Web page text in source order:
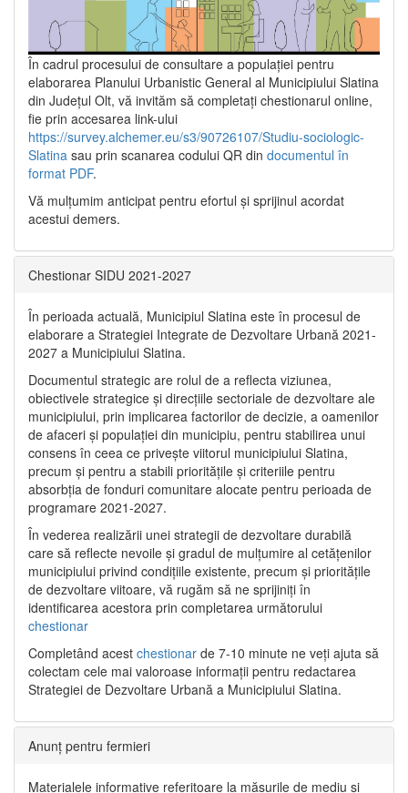
În cadrul procesului de consultare a populaţiei pentru
elaborarea Planului Urbanistic General al Municipiului Slatina
din Județul Olt, vă invităm să completați chestionarul online,
fie prin accesarea link-ului
https://survey.alchemer.eu/s3/90726107/Studiu-sociologic-
Slatina sau prin scanarea codului QR din documentul în
format PDF.
Vă mulţumim anticipat pentru efortul şi sprijinul acordat
acestui demers.
Chestionar SIDU 2021-2027
În perioada actuală, Municipiul Slatina este în procesul de
elaborare a Strategiei Integrate de Dezvoltare Urbană 2021‐
2027 a Municipiului Slatina.
Documentul strategic are rolul de a reflecta viziunea,
obiectivele strategice și direcțiile sectoriale de dezvoltare ale
municipiului, prin implicarea factorilor de decizie, a oamenilor
de afaceri și populației din municipiu, pentru stabilirea unui
consens în ceea ce privește viitorul municipiului Slatina,
precum și pentru a stabili prioritățile și criteriile pentru
absorbția de fonduri comunitare alocate pentru perioada de
programare 2021-2027.
În vederea realizării unei strategii de dezvoltare durabilă
care să reflecte nevoile și gradul de mulțumire al cetățenilor
municipiului privind condițiile existente, precum și prioritățile
de dezvoltare viitoare, vă rugăm să ne sprijiniți în
identificarea acestora prin completarea următorului
chestionar
Completând acest chestionar de 7-10 minute ne veți ajuta să
colectam cele mai valoroase informații pentru redactarea
Strategiei de Dezvoltare Urbană a Municipiului Slatina.
Anunț pentru fermieri
Materialele informative referitoare la măsurile de mediu și